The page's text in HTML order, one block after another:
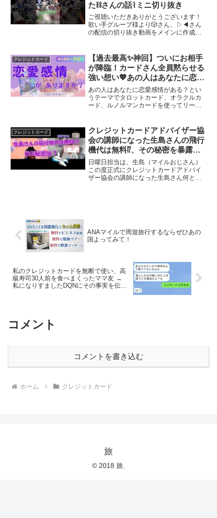
た⛓️さんの話⌇ミニ切り抜き
ご視聴いただきありがとうございます！
歌い手グループ様より🎲さん、▷◀︎さん
の配信の切り抜き動画をメインに作成し
はぜひこのチャンネルに覗きに来てくだ
さい！投稿...
クレジットカード
【過去最高✨神回】ついにお相手
が降臨！カードさん全員黙らせる
強い想い💖あの人はあなたに恋愛
感情がある？💖momonga焦りま
くり💦の神展開。プレゼント応募
詳細も！タロット オラクルカー
あの人はあなたに恋愛感情がある？とい
うテーマでタロットカード、オラクルカ
ード、ルノルマンカードを使ってリーデ
レゼント応募詳細9:46 1番のリーディン
グ54:54...
クレジットカード
クレジットカードアドバイザー協
会の講師になった生島さんの飛行
機代は無料⁉、その秘密を暴露し
ちゃいます。どれくらい生涯マイ
ルが貯まるのか極秘のツールで教
えます。【第42回-211010】
日曜日担当は、生島（マイルおじさん）
この度正式にクレジットカードアドバイ
ザー協会の講師になった生島さん何と飛
ANAマイルで周遊旅行するならぜひあの
国よってみて！
私のクレジットカードを無断で使い、高
級寿司30人前を食べまくったママ友 →
私になりすましたDQNにその事実を伝え
コメント
コメントを書き込む
ホーム クレジットカード
旅
© 2018 旅.